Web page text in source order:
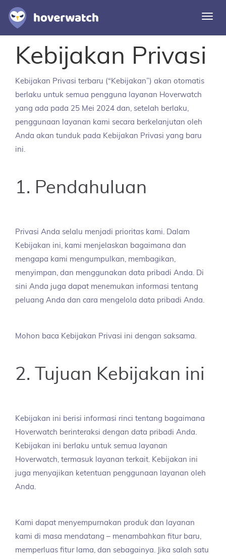
Fitur
Masuk
Daftar gratis
Kebijakan Privasi
Kebijakan Privasi terbaru (“Kebijakan”) akan otomatis
berlaku untuk semua pengguna layanan Hoverwatch
yang ada pada 25 Mei 2024 dan, setelah berlaku,
penggunaan layanan kami secara berkelanjutan oleh
Anda akan tunduk pada Kebijakan Privasi yang baru
ini.
1. Pendahuluan
Privasi Anda selalu menjadi prioritas kami. Dalam
Kebijakan ini, kami menjelaskan bagaimana dan
mengapa kami mengumpulkan, membagikan,
menyimpan, dan menggunakan data pribadi Anda. Di
sini Anda juga dapat menemukan informasi tentang
peluang Anda dan cara mengelola data pribadi Anda.
Mohon baca Kebijakan Privasi ini dengan saksama.
2. Tujuan Kebijakan ini
Kebijakan ini berisi informasi rinci tentang bagaimana
Hoverwatch berinteraksi dengan data pribadi Anda.
Kebijakan ini berlaku untuk semua layanan
Hoverwatch, termasuk layanan terkait. Kebijakan ini
juga menyajikan ketentuan penggunaan layanan oleh
Anda.
Kami dapat menyempurnakan produk dan layanan
kami di masa mendatang – menambahkan fitur baru,
memperluas fitur lama, dan sebagainya. Jika salah satu